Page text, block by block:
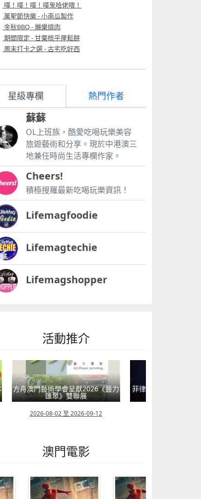
嘩！嘩！嘩！嘩鬼哈佬喂！
萬聖節快樂 - 小南瓜製作
金秋BBQ - 爀樂燒肉
期間限定 - 甘栗梳乎厘鬆餅
周末打卡之選 - 古宅吃好西
星級專欄 熱門作者
蘇蘇
OL上班族，酷愛吃喝玩樂美容
旅遊藝術和分享。現於中港澳三
地兼任時尚生活專欄作家。
Cheers!
積極搜羅最新吃喝玩樂資訊！
Lifemagfoodie
Lifemagtechie
Lifemagshopper
活動推介
方舟澳門藝術學會呈獻2026《藝力
匯聚》雙聯展
2026-08-02 至 2026-09-12
菲律賓亮點文創活動
澳門電影